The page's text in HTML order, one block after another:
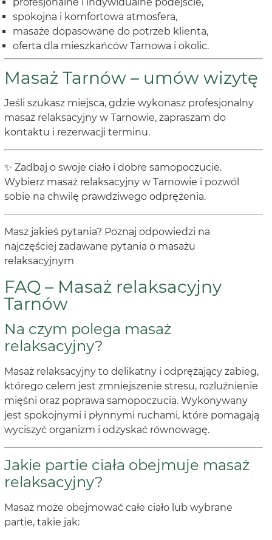
profesjonalne i indywidualne podejście,
spokojna i komfortowa atmosfera,
masaże dopasowane do potrzeb klienta,
oferta dla mieszkańców Tarnowa i okolic.
Masaż Tarnów – umów wizytę
Jeśli szukasz miejsca, gdzie wykonasz profesjonalny
masaż relaksacyjny w Tarnowie, zapraszam do
kontaktu i rezerwacji terminu.
✨ Zadbaj o swoje ciało i dobre samopoczucie.
Wybierz masaż relaksacyjny w Tarnowie i pozwól
sobie na chwilę prawdziwego odprężenia.
Masz jakieś pytania? Poznaj odpowiedzi na
najczęściej zadawane pytania o masażu
relaksacyjnym
FAQ – Masaż relaksacyjny
Tarnów
Na czym polega masaż
relaksacyjny?
Masaż relaksacyjny to delikatny i odprężający zabieg,
którego celem jest zmniejszenie stresu, rozluźnienie
mięśni oraz poprawa samopoczucia. Wykonywany
jest spokojnymi i płynnymi ruchami, które pomagają
wyciszyć organizm i odzyskać równowagę.
Jakie partie ciała obejmuje masaż
relaksacyjny?
Masaż może obejmować całe ciało lub wybrane
partie, takie jak: